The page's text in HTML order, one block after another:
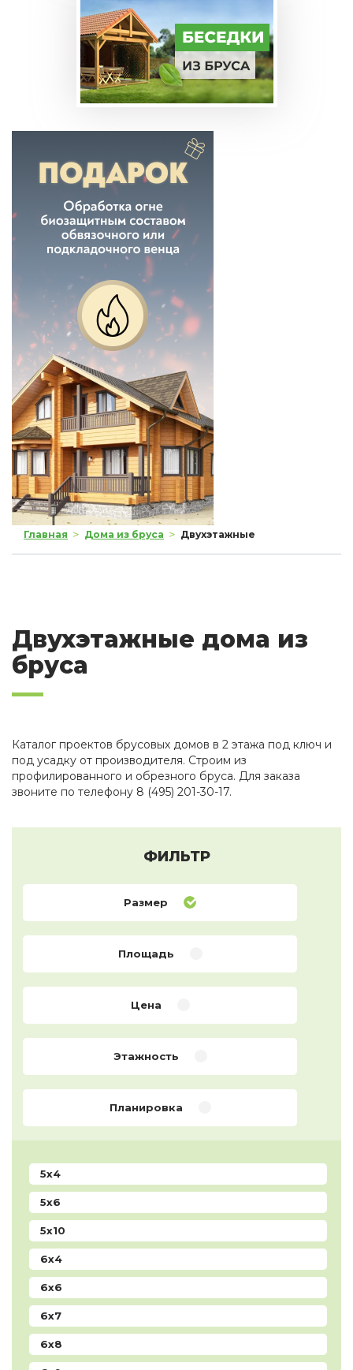
Главная > Дома из бруса > Двухэтажные
Двухэтажные дома из
бруса
Каталог проектов брусовых домов в 2 этажа под ключ и
под усадку от производителя. Строим из
профилированного и обрезного бруса. Для заказа
звоните по телефону 8 (495) 201-30-17.
ФИЛЬТР
Размер
Площадь
Цена
Этажность
Планировка
5x4
5x6
5x10
6x4
6x6
6x7
6x8